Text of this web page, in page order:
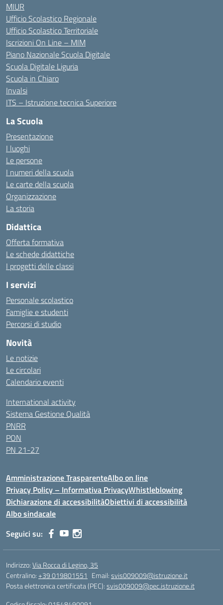
MIUR
Ufficio Scolastico Regionale
Ufficio Scolastico Territoriale
Iscrizioni On Line – MIM
Piano Nazionale Scuola Digitale
Scuola Digitale Liguria
Scuola in Chiaro
Invalsi
ITS – Istruzione tecnica Superiore
La Scuola
Presentazione
I luoghi
Le persone
I numeri della scuola
Le carte della scuola
Organizzazione
La storia
Didattica
Offerta formativa
Le schede didattiche
I progetti delle classi
I servizi
Personale scolastico
Famiglie e studenti
Percorsi di studio
Novità
Le notizie
Le circolari
Calendario eventi
International activity
Sistema Gestione Qualità
PNRR
PON
PN 21-27
Amministrazione TrasparenteAlbo on line
Privacy Policy – Informativa PrivacyWhistleblowing
Dichiarazione di accessibilitàObiettivi di accessibilità
Albo sindacale
Seguici su:
Indirizzo:Via Rocca di Legino, 35
Centralino:+39 019801551 Email:svis009009@istruzione.it
Posta elettronica certificata (PEC):svis009009@pec.istruzione.it